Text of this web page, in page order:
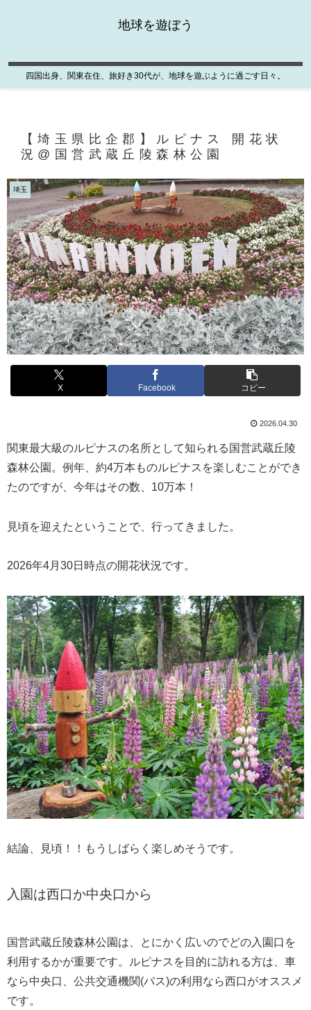
地球を遊ぼう
四国出身、関東在住、旅好き30代が、地球を遊ぶように過ごす日々。
【埼玉県比企郡】ルピナス 開花状
況@国営武蔵丘陵森林公園
埼玉
X Facebook コピー
2026.04.30
関東最大級のルピナスの名所として知られる国営武蔵丘陵
森林公園。例年、約4万本ものルピナスを楽しむことができ
たのですが、今年はその数、10万本！
見頃を迎えたということで、行ってきました。
2026年4月30日時点の開花状況です。
結論、見頃！！もうしばらく楽しめそうです。
入園は西口か中央口から
国営武蔵丘陵森林公園は、とにかく広いのでどの入園口を
利用するかが重要です。ルピナスを目的に訪れる方は、車
なら中央口、公共交通機関(バス)の利用なら西口がオススメ
です。